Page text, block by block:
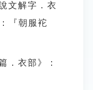
文解字．衣
『朝服袉
．衣部》：